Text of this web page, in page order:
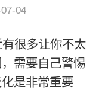
04
很多让你不太
需要自己警惕
是非常重要